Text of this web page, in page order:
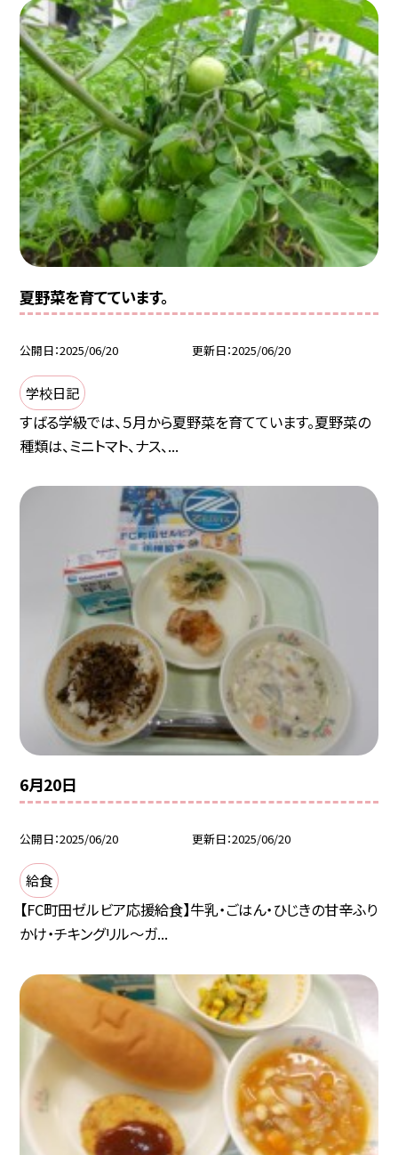
夏野菜を育てています。
公開日 2025/06/20 更新日 2025/06/20
学校日記
すばる学級では、５月から夏野菜を育てています。夏野菜の
種類は、ミニトマト、ナス、...
6月20日
公開日 2025/06/20 更新日 2025/06/20
給食
【FC町田ゼルビア応援給食】牛乳・ごはん・ひじきの甘辛ふり
かけ・チキングリル～ガ...